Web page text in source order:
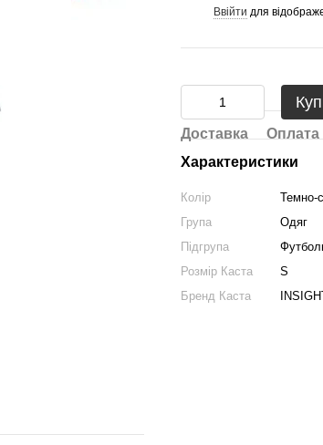
Ввійти для
Доставка Оплата
Характеристики
Колір
Темно-
Група
Одяг
Підгрупа
Розмір Каста
S
Бренд Каста